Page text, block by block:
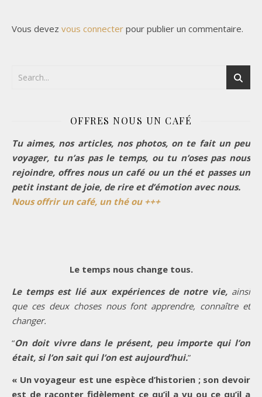
Vous devez vous connecter pour publier un commentaire.
OFFRES NOUS UN CAFÉ
Tu aimes, nos articles, nos photos, on te fait un peu
voyager, tu n’as pas le temps, ou tu n’oses pas nous
rejoindre, offres nous un café ou un thé et passes un
petit instant de joie, de rire et d’émotion avec nous.
Nous offrir un café, un thé ou +++
Le temps nous change tous.
Le temps est lié aux expériences de notre vie, ainsi
que ces deux choses nous font apprendre, connaître et
changer.
“On doit vivre dans le présent, peu importe qui l’on
était, si l’on sait qui l’on est aujourd’hui.”
« Un voyageur est une espèce d’historien ; son devoir
est de raconter fidèlement ce qu’il a vu ou ce qu’il a